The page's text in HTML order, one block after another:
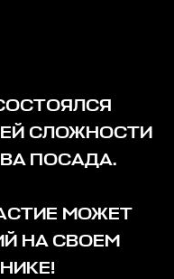
СЛОЖНОСТИ
ПОСАДА.
МОЖЕТ
НА СВОЕМ